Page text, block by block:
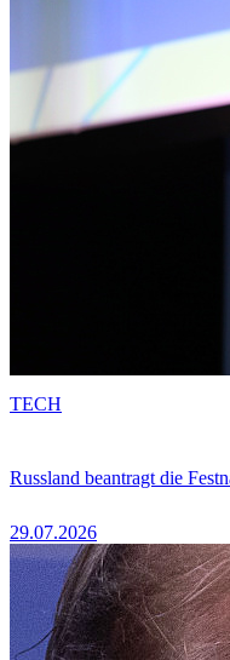
Russland beantragt die
29.07.2026
TECH